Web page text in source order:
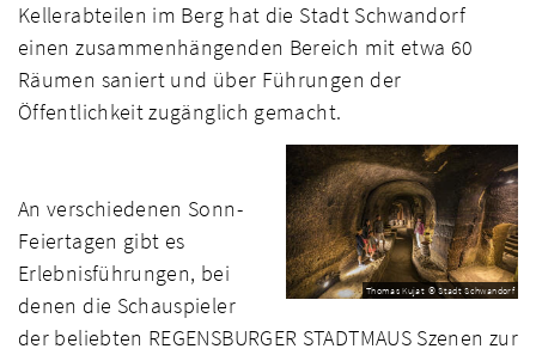
Kellerabteilen im Berg hat die Stadt Schwandorf
einen zusammenhängenden Bereich mit etwa 60
Räumen saniert und über Führungen der
Öffentlichkeit zugänglich gemacht.
Thomas Kujat © Stadt Schwandorf
An verschiedenen Sonn-
Feiertagen gibt es
Erlebnisführungen, bei
denen die Schauspieler
der beliebten REGENSBURGER STADTMAUS Szenen zur